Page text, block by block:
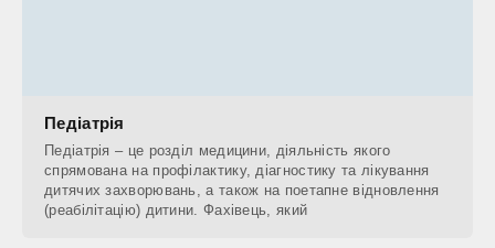
Педіатрія
Педіатрія – це розділ медицини, діяльність якого
спрямована на профілактику, діагностику та лікування
дитячих захворювань, а також на поетапне відновлення
(реабілітацію) дитини. Фахівець, який